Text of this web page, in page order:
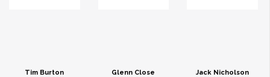
Tim Burton Glenn Close Jack Nicholson